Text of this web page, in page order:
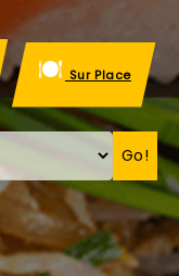
Sur Place
Go!